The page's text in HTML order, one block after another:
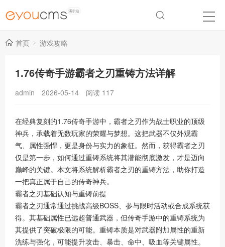
首页 游戏攻略
1.76传奇手游霸者之刃重铸方法详解
admin 2026-05-14 阅读 117
在经典复刻的1.76传奇手游中，霸者之刃作为战士职业的顶级
神兵，承载着无数玩家的荣耀与梦想。这把武器不仅外观霸
气、属性强悍，更是身份与实力的象征。然而，获得霸者之刃
仅是第一步，如何通过重铸系统将其潜能彻底激发，才是迈向
巅峰的关键。本文将系统解析霸者之刃的重铸方法，助你打造
一把真正属于自己的传奇神兵。
霸者之刃基础认知与重铸前提
霸者之刃通常通过挑战高级BOSS、参与限时活动或合成系统获
得。其基础属性已远超普通武器，但传奇手游中的重铸系统为
其提供了突破极限的可能。重铸本质是对武器附加属性的重新
洗练与强化，可能提升攻击、暴击、命中、吸血等关键属性。